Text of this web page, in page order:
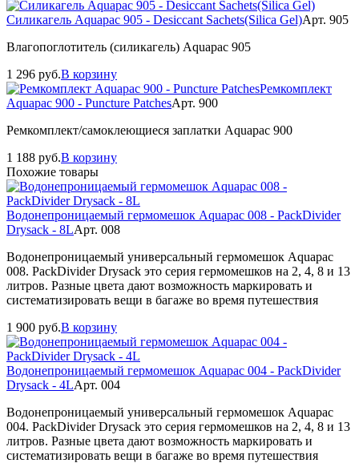
Силикагель Aquapac 905 - Desiccant Sachets(Silica Gel)Арт. 905
Влагопоглотитель (силикагель) Aquapac 905
1 296 руб.В корзину
Ремкомплект
Aquapac 900 - Puncture PatchesАрт. 900
Ремкомплект/самоклеющиеся заплатки Aquapac 900
1 188 руб.В корзину
Похожие товары
Водонепроницаемый гермомешок Aquapac 008 - PackDivider
Drysack - 8LАрт. 008
Водонепроницаемый универсальный гермомешок Aquapac
008. PackDivider Drysack это серия гермомешков на 2, 4, 8 и 13
литров. Разные цвета дают возможность маркировать и
систематизировать вещи в багаже во время путешествия
1 900 руб.В корзину
Водонепроницаемый гермомешок Aquapac 004 - PackDivider
Drysack - 4LАрт. 004
Водонепроницаемый универсальный гермомешок Aquapac
004. PackDivider Drysack это серия гермомешков на 2, 4, 8 и 13
литров. Разные цвета дают возможность маркировать и
систематизировать вещи в багаже во время путешествия